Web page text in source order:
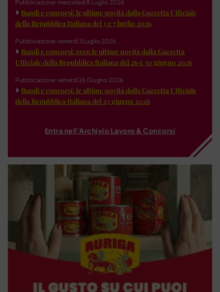
Pubblicazione: mercoledì 8 Luglio 2026
Bandi e concorsi: le ultime novità dalla Gazzetta Ufficiale
della Repubblica Italiana del 3 e 7 luglio 2026
Pubblicazione: venerdì 3 Luglio 2026
Bandi e concorsi: ecco le ultime novità dalla Gazzetta
Ufficiale della Repubblica Italiana del 26 e 30 giugno 2026
Pubblicazione: venerdì 26 Giugno 2026
Bandi e concorsi: le ultime novità dalla Gazzetta Ufficiale
della Repubblica Italiana del 23 giugno 2026
Entra nell'Archivio Lavoro & Concorsi